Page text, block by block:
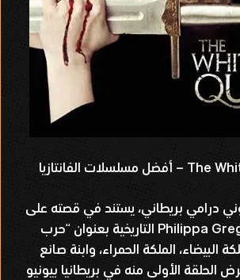
درامي بريطاني، يستند في قصته على
سلسلة قصص Philippa Gregory التاريخية بعنوان “حرب
البيضاء، الملكة الحمراء، وابنة صانع
الحلقة الأولى منه في بريطانيا بيونيو